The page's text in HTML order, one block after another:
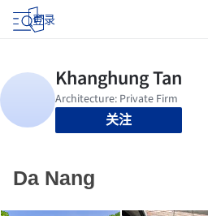
登录
关注
Da Nang